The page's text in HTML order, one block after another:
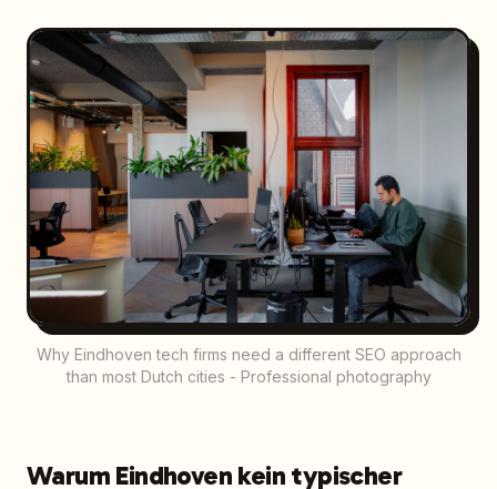
Why Eindhoven tech firms need a different SEO approach
than most Dutch cities - Professional photography
Warum Eindhoven kein typischer